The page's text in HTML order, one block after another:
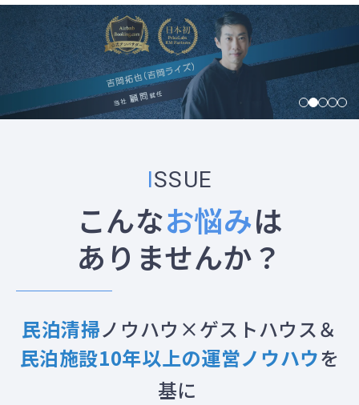
「勝てる民泊 × 戦略的運営」
ゲストに選ばれる宿づくり
ISSUE
こんなお悩みは
ありませんか？
民泊清掃ノウハウ×ゲストハウス＆
民泊施設10年以上の運営ノウハウを
基に